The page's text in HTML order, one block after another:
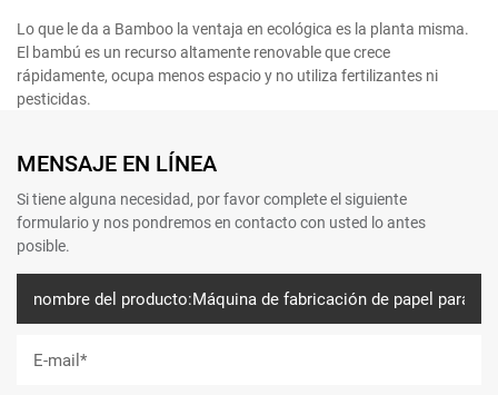
Lo que le da a Bamboo la ventaja en ecológica es la planta misma.
El bambú es un recurso altamente renovable que crece
rápidamente, ocupa menos espacio y no utiliza fertilizantes ni
pesticidas.
MENSAJE EN LÍNEA
Si tiene alguna necesidad, por favor complete el siguiente
formulario y nos pondremos en contacto con usted lo antes
posible.